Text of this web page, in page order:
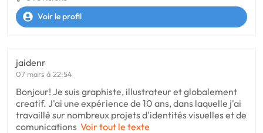
Voir le profil
jaidenr
07 mars à 22:54
Bonjour! Je suis graphiste, illustrateur et globalement
creatif. J'ai une expérience de 10 ans, dans laquelle j'ai
travaillé sur nombreux projets d'identités visuelles et de
comunications Voir tout le texte